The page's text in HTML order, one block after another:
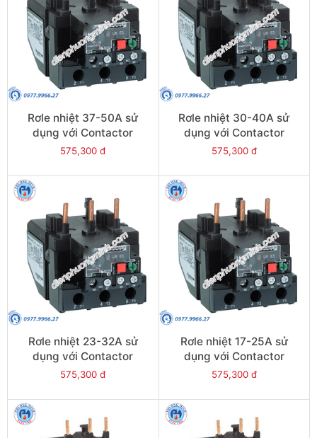
Rơle nhiệt 37-50A sử
dụng với Contactor
LC1E50-E95 - Model
575,300 đ
Rơle nhiệt 30-40A sử
dụng với Contactor
LC1E40-E95 - Model
575,300 đ
Rơle nhiệt 23-32A sử
dụng với Contactor
LC1E40-E95 - Model
575,300 đ
Rơle nhiệt 17-25A sử
dụng với Contactor
LC1E40-E95 - Model
575,300 đ